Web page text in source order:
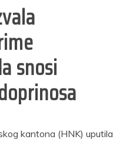
snosi
kantona (HNK) uputila